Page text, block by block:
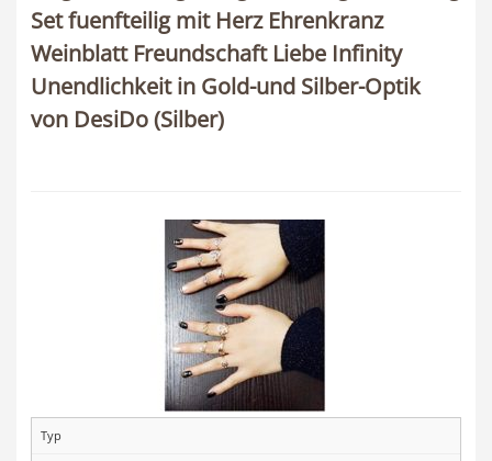
Set fuenfteilig mit Herz Ehrenkranz
Weinblatt Freundschaft Liebe Infinity
Unendlichkeit in Gold-und Silber-Optik
von DesiDo (Silber)
Typ